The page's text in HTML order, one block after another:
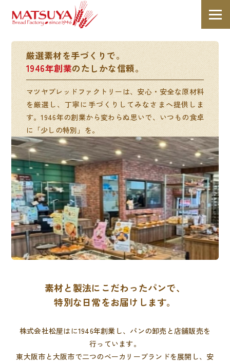
厳選素材を手づくりで。
1946年創業のたしかな信頼。
マツヤブレッドファクトリーは、安心・安全な原材料
を厳選し、丁寧に手づくりしてみなさまへ提供しま
す。1946年の創業から変わらぬ思いで、いつもの食卓
に「少しの特別」を。
素材と製法にこだわったパンで、
特別な日常をお届けします。
株式会社松屋はに1946年創業し、パンの卸売と店舗販売を
行っています。
東大阪市と大阪市で二つのベーカリーブランドを展開し、 安